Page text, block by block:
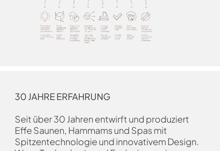
30 JAHRE ERFAHRUNG
Seit über 30 Jahren entwirft und produziert
Effe Saunen, Hammams und Spas mit
Spitzentechnologie und innovativem Design.